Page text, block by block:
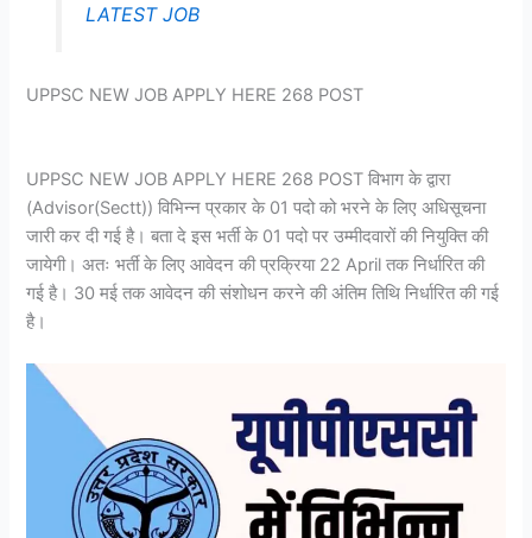
LATEST JOB
UPPSC NEW JOB APPLY HERE 268 POST
UPPSC NEW JOB APPLY HERE 268 POST विभाग के द्वारा
(Advisor(Sectt)) विभिन्न प्रकार के 01 पदो को भरने के लिए अधिसूचना
जारी कर दी गई है। बता दे इस भर्ती के 01 पदो पर उम्मीदवारों की नियुक्ति की
जायेगी। अतः भर्ती के लिए आवेदन की प्रक्रिया 22 April तक निर्धारित की
गई है। 30 मई तक आवेदन की संशोधन करने की अंतिम तिथि निर्धारित की गई
है।